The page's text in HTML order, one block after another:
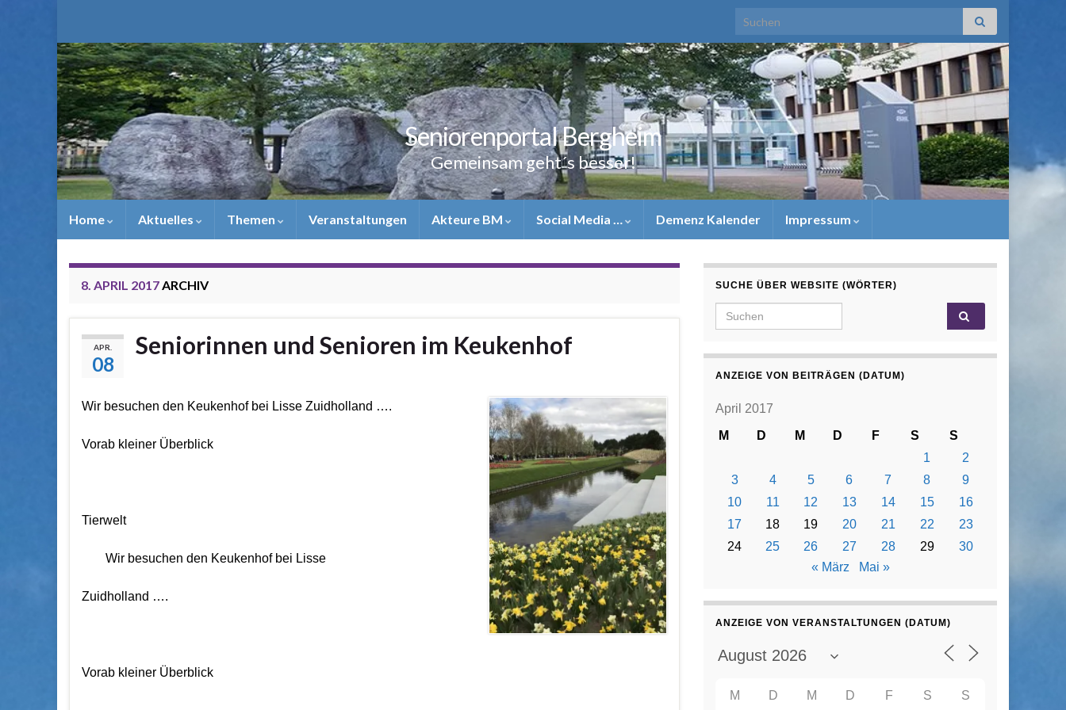
Search for:
Seniorenportal Bergheim
Gemeinsam geht´s besser!
Home Aktuelles Themen Veranstaltungen Akteure BM Social Media … Demenz Kalender Impressum
8. APRIL 2017ARCHIV
APR.
08
Seniorinnen und Senioren im Keukenhof
Wir besuchen den Keukenhof bei Lisse Zuidholland ….
Vorab kleiner Überblick
Tierwelt
Wir besuchen den Keukenhof bei Lisse
Zuidholland ….
Vorab kleiner Überblick
SUCHE ÜBER WEBSITE (WÖRTER)
Search for:
ANZEIGE VON BEITRÄGEN (DATUM)
April 2017
M
D M D F S
S
1
2
3
4 5 6 7 8
9
10
11 12 13 14 15
16
17
18 19 20 21 22
23
24
25 26 27 28 29
30
« März
Mai »
ANZEIGE VON VERANSTALTUNGEN (DATUM)
M D M D F S S